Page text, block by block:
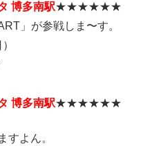
博多南駅★★★★★★
」が参戦しま〜す。
博多南駅★★★★★★
すよん。